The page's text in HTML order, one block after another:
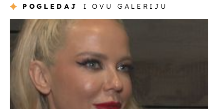
POGLEDAJ I OVU GALERIJU